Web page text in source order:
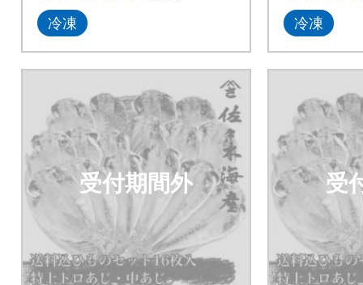
冷凍 冷凍
受付期間外 受